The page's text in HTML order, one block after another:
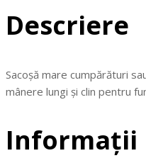
Descriere
Sacoșă mare cumpărături
mânere lungi și clin pentru
Informații